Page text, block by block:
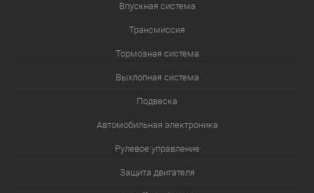
Впускная система
Трансмиссия
Тормозная система
Выхлопная система
Подвеска
Автомобильная электроника
Рулевое управление
Защита двигателя